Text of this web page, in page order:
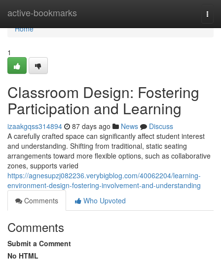
active-bookmarks
Home
Home
1
Classroom Design: Fostering
Participation and Learning
izaakgqss314894 87 days ago News
Discuss
A carefully crafted space can significantly affect student interest
and understanding. Shifting from traditional, static seating
arrangements toward more flexible options, such as collaborative
zones, supports varied
https://agnesupzj082236.verybigblog.com/40062204/learning-
environment-design-fostering-involvement-and-understanding
Comments
Who Upvoted
Comments
Submit a Comment
No HTML